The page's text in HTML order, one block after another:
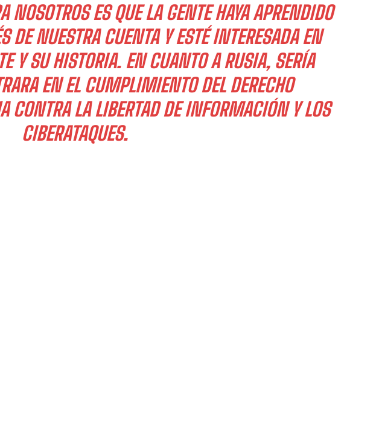
NOSOTROS ES QUE LA GENTE HAYA APRENDIDO
DE NUESTRA CUENTA Y ESTÉ INTERESADA EN
Y SU HISTORIA. EN CUANTO A RUSIA, SERÍA
EN EL CUMPLIMIENTO DEL DERECHO
CONTRA LA LIBERTAD DE INFORMACIÓN Y LOS
CIBERATAQUES.